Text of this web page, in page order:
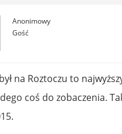
Anonimowy
Gość
na Roztoczu to
coś do zobaczenia.